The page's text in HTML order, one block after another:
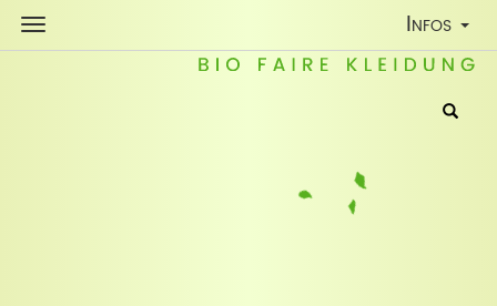
Toggle
Infos